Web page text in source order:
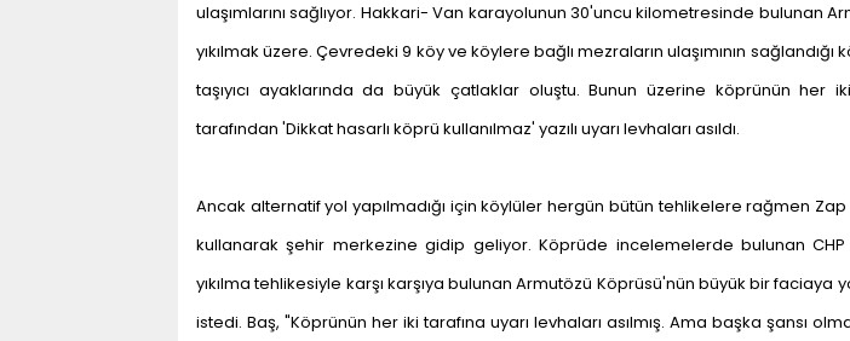
ulaşımlarını sağlıyor. Hakkari- Van karayolunun 30'uncu kilometresinde bulunan
yıkılmak üzere. Çevredeki 9 köy ve köylere bağlı mezraların ulaşımının sağlandığı
taşıyıcı ayaklarında da büyük çatlaklar oluştu. Bunun üzerine köprünün her
tarafından 'Dikkat hasarlı köprü kullanılmaz' yazılı uyarı levhaları asıldı.
Ancak alternatif yol yapılmadığı için köylüler hergün bütün tehlikelere rağmen
kullanarak şehir merkezine gidip geliyor. Köprüde incelemelerde bulunan CHP
yıkılma tehlikesiyle karşı karşıya bulunan Armutözü Köprüsü'nün büyük bir faciaya
istedi. Baş, "Köprünün her iki tarafına uyarı levhaları asılmış. Ama başka şansı